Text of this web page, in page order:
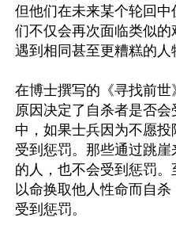
但他们在未来某个轮回
们不仅会再次面临类似
遇到相同甚至更糟糕的人
在博士撰写的《寻找前
原因决定了自杀者是否
中，如果士兵因为不愿
受到惩罚。那些通过跳
的人，也不会受到惩罚
以命换取他人性命而自
受到惩罚。